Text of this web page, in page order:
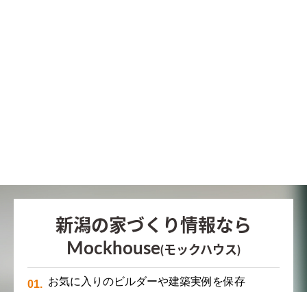
新潟の家づくり情報なら
Mockhouse(モックハウス)
お気に入りのビルダーや建築実例を保存